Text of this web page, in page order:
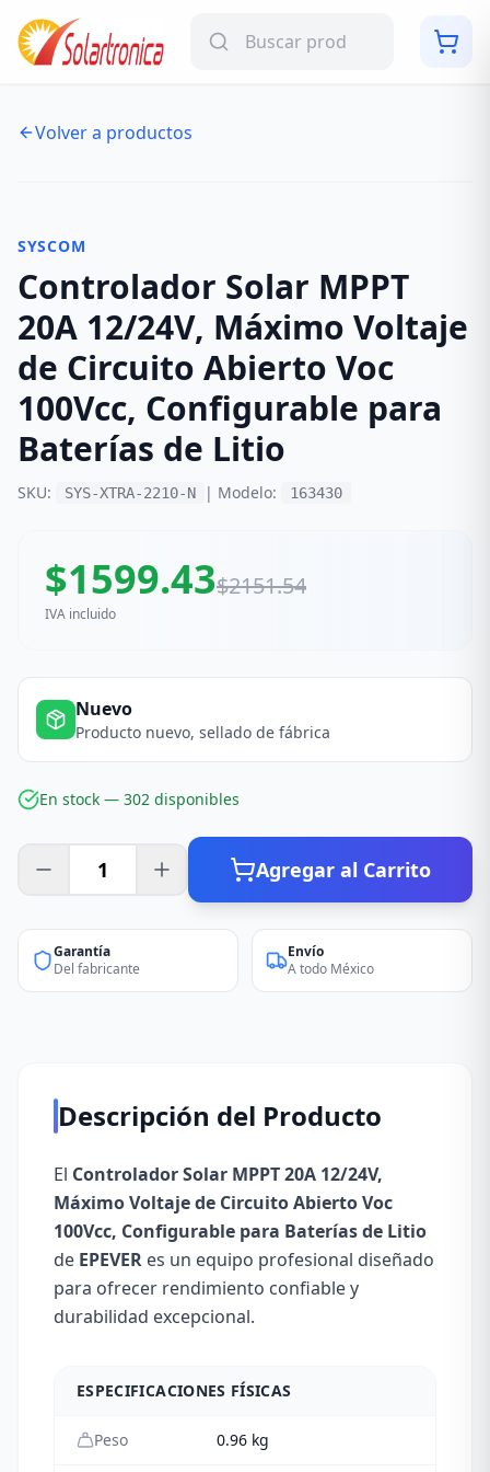
Volver a productos
SYSCOM
Controlador Solar MPPT
20A 12/24V, Máximo Voltaje
de Circuito Abierto Voc
100Vcc, Configurable para
Baterías de Litio
SKU: SYS-XTRA-2210-N | Modelo: 163430
$1599.43$2151.54
IVA incluido
Nuevo
Producto nuevo, sellado de fábrica
En stock — 302 disponibles
Agregar al Carrito
Garantía
Del fabricante
Envío
A todo México
Descripción del Producto
El Controlador Solar MPPT 20A 12/24V,
Máximo Voltaje de Circuito Abierto Voc
100Vcc, Configurable para Baterías de Litio
de EPEVER es un equipo profesional diseñado
para ofrecer rendimiento confiable y
durabilidad excepcional.
ESPECIFICACIONES FÍSICAS
Peso 0.96 kg